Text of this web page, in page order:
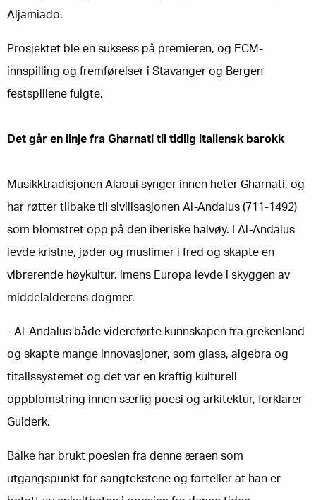
Aljamiado.
Prosjektet ble en suksess på premieren, og ECM-
innspilling og fremførelser i Stavanger og Bergen
festspillene fulgte.
Det går en linje fra Gharnati til tidlig italiensk barokk
Musikktradisjonen Alaoui synger innen heter Gharnati, og
har røtter tilbake til sivilisasjonen Al-Andalus (711-1492)
som blomstret opp på den iberiske halvøy. I Al-Andalus
levde kristne, jøder og muslimer i fred og skapte en
vibrerende høykultur, imens Europa levde i skyggen av
middelalderens dogmer.
- Al-Andalus både videreførte kunnskapen fra grekenland
og skapte mange innovasjoner, som glass, algebra og
titallssystemet og det var en kraftig kulturell
oppblomstring innen særlig poesi og arkitektur, forklarer
Guiderk.
Balke har brukt poesien fra denne æraen som
utgangspunkt for sangtekstene og forteller at han er